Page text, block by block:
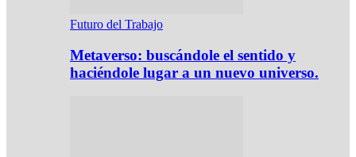
Futuro del Trabajo
Metaverso: buscándole el sentido y
haciéndole lugar a un nuevo universo.